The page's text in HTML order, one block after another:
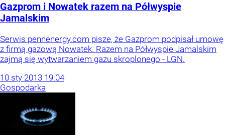
Gazprom i Nowatek razem na Półwyspie
Jamalskim
Serwis pennenergy.com pisze, że Gazprom podpisał umowę
z firmą gazową Nowatek. Razem na Półwyspie Jamalskim
zajmą się wytwarzaniem gazu skroplonego - LGN.
10 sty 2013 19:04
Gospodarka